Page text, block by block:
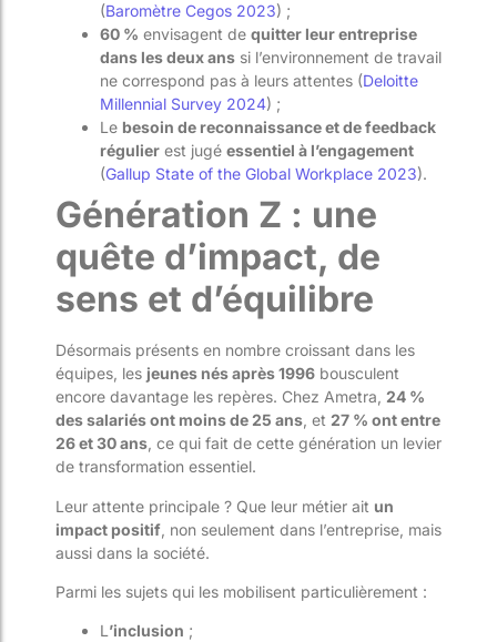
(Baromètre Cegos 2023) ;
60 % envisagent de quitter leur entreprise
dans les deux ans si l’environnement de travail
ne correspond pas à leurs attentes (Deloitte
Millennial Survey 2024) ;
Le besoin de reconnaissance et de feedback
régulier est jugé essentiel à l’engagement
(Gallup State of the Global Workplace 2023).
Génération Z : une
quête d’impact, de
sens et d’équilibre
Désormais présents en nombre croissant dans les
équipes, les jeunes nés après 1996 bousculent
encore davantage les repères. Chez Ametra, 24 %
des salariés ont moins de 25 ans , et 27 % ont entre
26 et 30 ans , ce qui fait de cette génération un levier
de transformation essentiel.
Leur attente principale ? Que leur métier ait un
impact positif , non seulement dans l’entreprise, mais
aussi dans la société.
Parmi les sujets qui les mobilisent particulièrement :
L’inclusion ;